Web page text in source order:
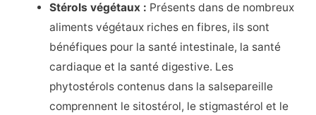
Stérols végétaux : Présents dans de nombreux
aliments végétaux riches en fibres, ils sont
bénéfiques pour la santé intestinale, la santé
cardiaque et la santé digestive. Les
phytostérols contenus dans la salsepareille
comprennent le sitostérol, le stigmastérol et le